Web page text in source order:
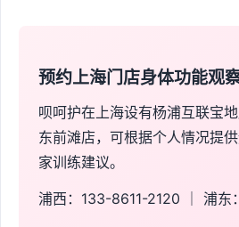
预约上海门店身体功能观
呗呵护在上海设有杨浦互联宝
东前滩店，可根据个人情况提
家训练建议。
浦西：133-8611-2120 ｜ 浦